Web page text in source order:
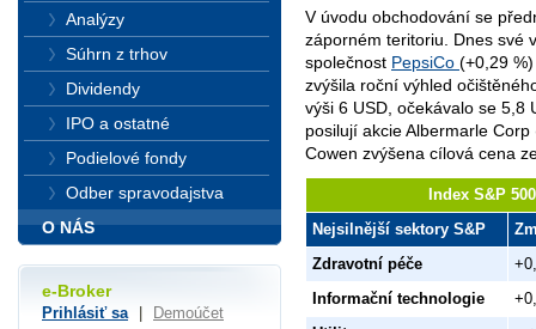
V úvodu obchodování se
záporném teritoriu. Dnes své
společnost PepsiCo (+0,29
zvýšila roční výhled
výši 6 USD, očekávalo se 5,8
posilují akcie Albermarle
Cowen zvýšena cílová cena
Index S&P
Nejsilnější sektory S&P
Zdravotní péče
Informační technologie
Analýzy
Súhrn z trhov
Dividendy
IPO a ostatné
Podielové fondy
Odber spravodajstva
O NÁS
e-Broker
Prihlásiť sa Demoúčet